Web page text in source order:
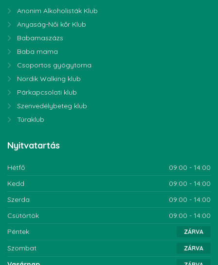
Anonim Alkoholisták Klub
Anyaság-Női kőr Klub
Babamaszázs
Baba mama
Csoportos gyógytorna
Nordik Walking klub
Párkapcsolati klub
Szenvedélybeteg klub
Túraklub
Nyitvatartás
Hétfő
09:00 - 14:00
Kedd
09:00 - 14:00
Szerda
09:00 - 14:00
Csütörtök
09:00 - 14:00
Péntek
ZÁRVA
Szombat ZÁRVA